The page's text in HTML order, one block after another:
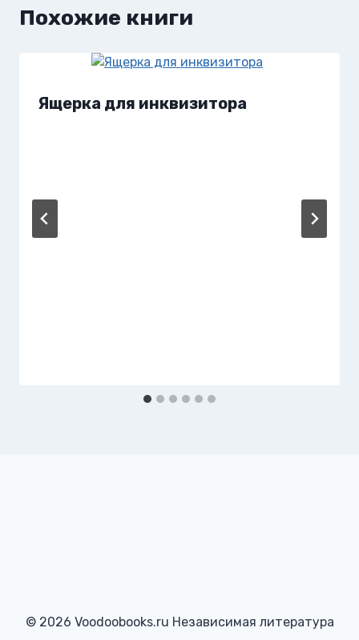
Похожие книги
Ящерка для инквизитора
© 2026 Voodoobooks.ru Независимая литература